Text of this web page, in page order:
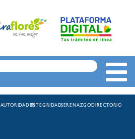
AUTORIDADESINTEGRIDADSERENAZGODIRECTORIO